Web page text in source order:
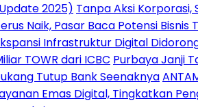
2025)Tanpa Aksi Korporasi,
Pasar Baca Potensi Bisnis
Infrastruktur Digital Didorong
dari ICBC Purbaya Janji Tak
Tutup Bank SeenaknyaANTAM
Emas Digital, Tingkatkan